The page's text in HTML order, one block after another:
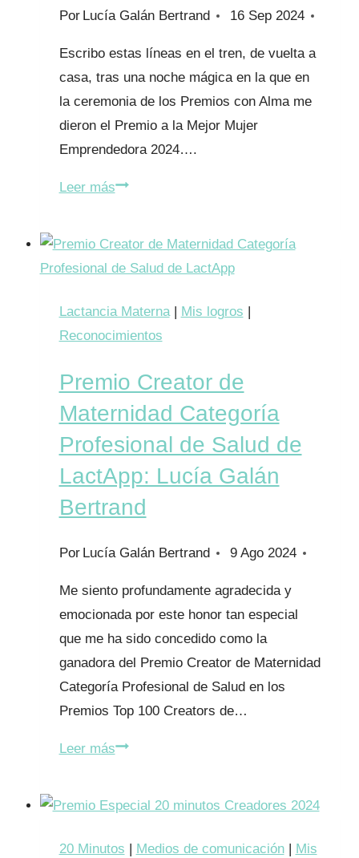
Por Lucía Galán Bertrand 16 Sep 2024
Escribo estas líneas en el tren, de vuelta a
casa, tras una noche mágica en la que en
la ceremonia de los Premios con Alma me
dieron el Premio a la Mejor Mujer
Emprendedora 2024….
Leer másLas
Lactancia Materna| Mis logros |
Reconocimientos
Premio Creator de
Maternidad Categoría
Profesional de Salud de
LactApp: Lucía Galán
Bertrand
Por Lucía Galán Bertrand 9 Ago 2024
Me siento profundamente agradecida y
emocionada por este honor tan especial
que me ha sido concedido como la
ganadora del Premio Creator de Maternidad
Categoría Profesional de Salud en los
Premios Top 100 Creators de…
Leer másPremio
Categoría
20 Minutos Medios de comunicación|
Mis